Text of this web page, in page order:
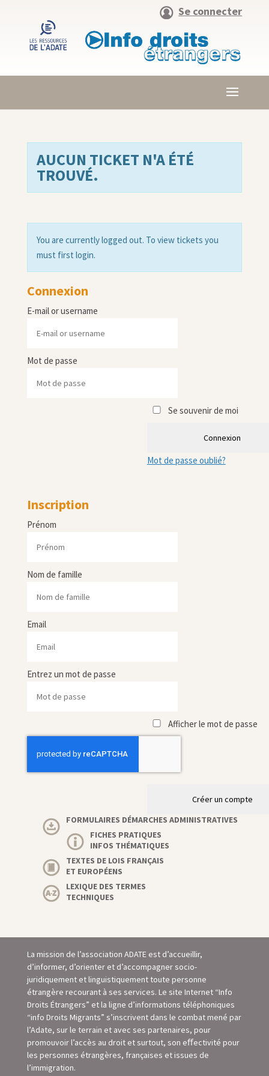
Se connecter
AUCUN TICKET N'A ÉTÉ
TROUVÉ.
You are currently logged out. To view tickets you
must first login.
Connexion
E-mail or username
Mot de passe
Se souvenir de moi
Connexion
Mot de passe oublié?
Inscription
Prénom
Nom de famille
Email
Entrez un mot de passe
Afficher le mot de passe
Créer un compte
FORMULAIRES DÉMARCHES ADMINISTRATIVES
FICHES PRATIQUES
INFOS THÉMATIQUES
TEXTES DE LOIS FRANÇAIS
ET EUROPÉENS
LEXIQUE DES TERMES
TECHNIQUES
La mission de l’association ADATE est d’accueillir,
d’informer, d’orienter et d’accompagner socio-
juridiquement et linguistiquement toute personne
étrangère recourant à ses services. Le site Internet “Info
Droits Étrangers” et la ligne d’informations téléphoniques
“info Droits Migrants” s’inscrivent dans le combat mené par
l’Adate, sur le terrain et avec ses partenaires, pour
promouvoir l’accès au droit et surtout, son eﬀectivité pour
les personnes étrangères, françaises et issues de
l’immigration.